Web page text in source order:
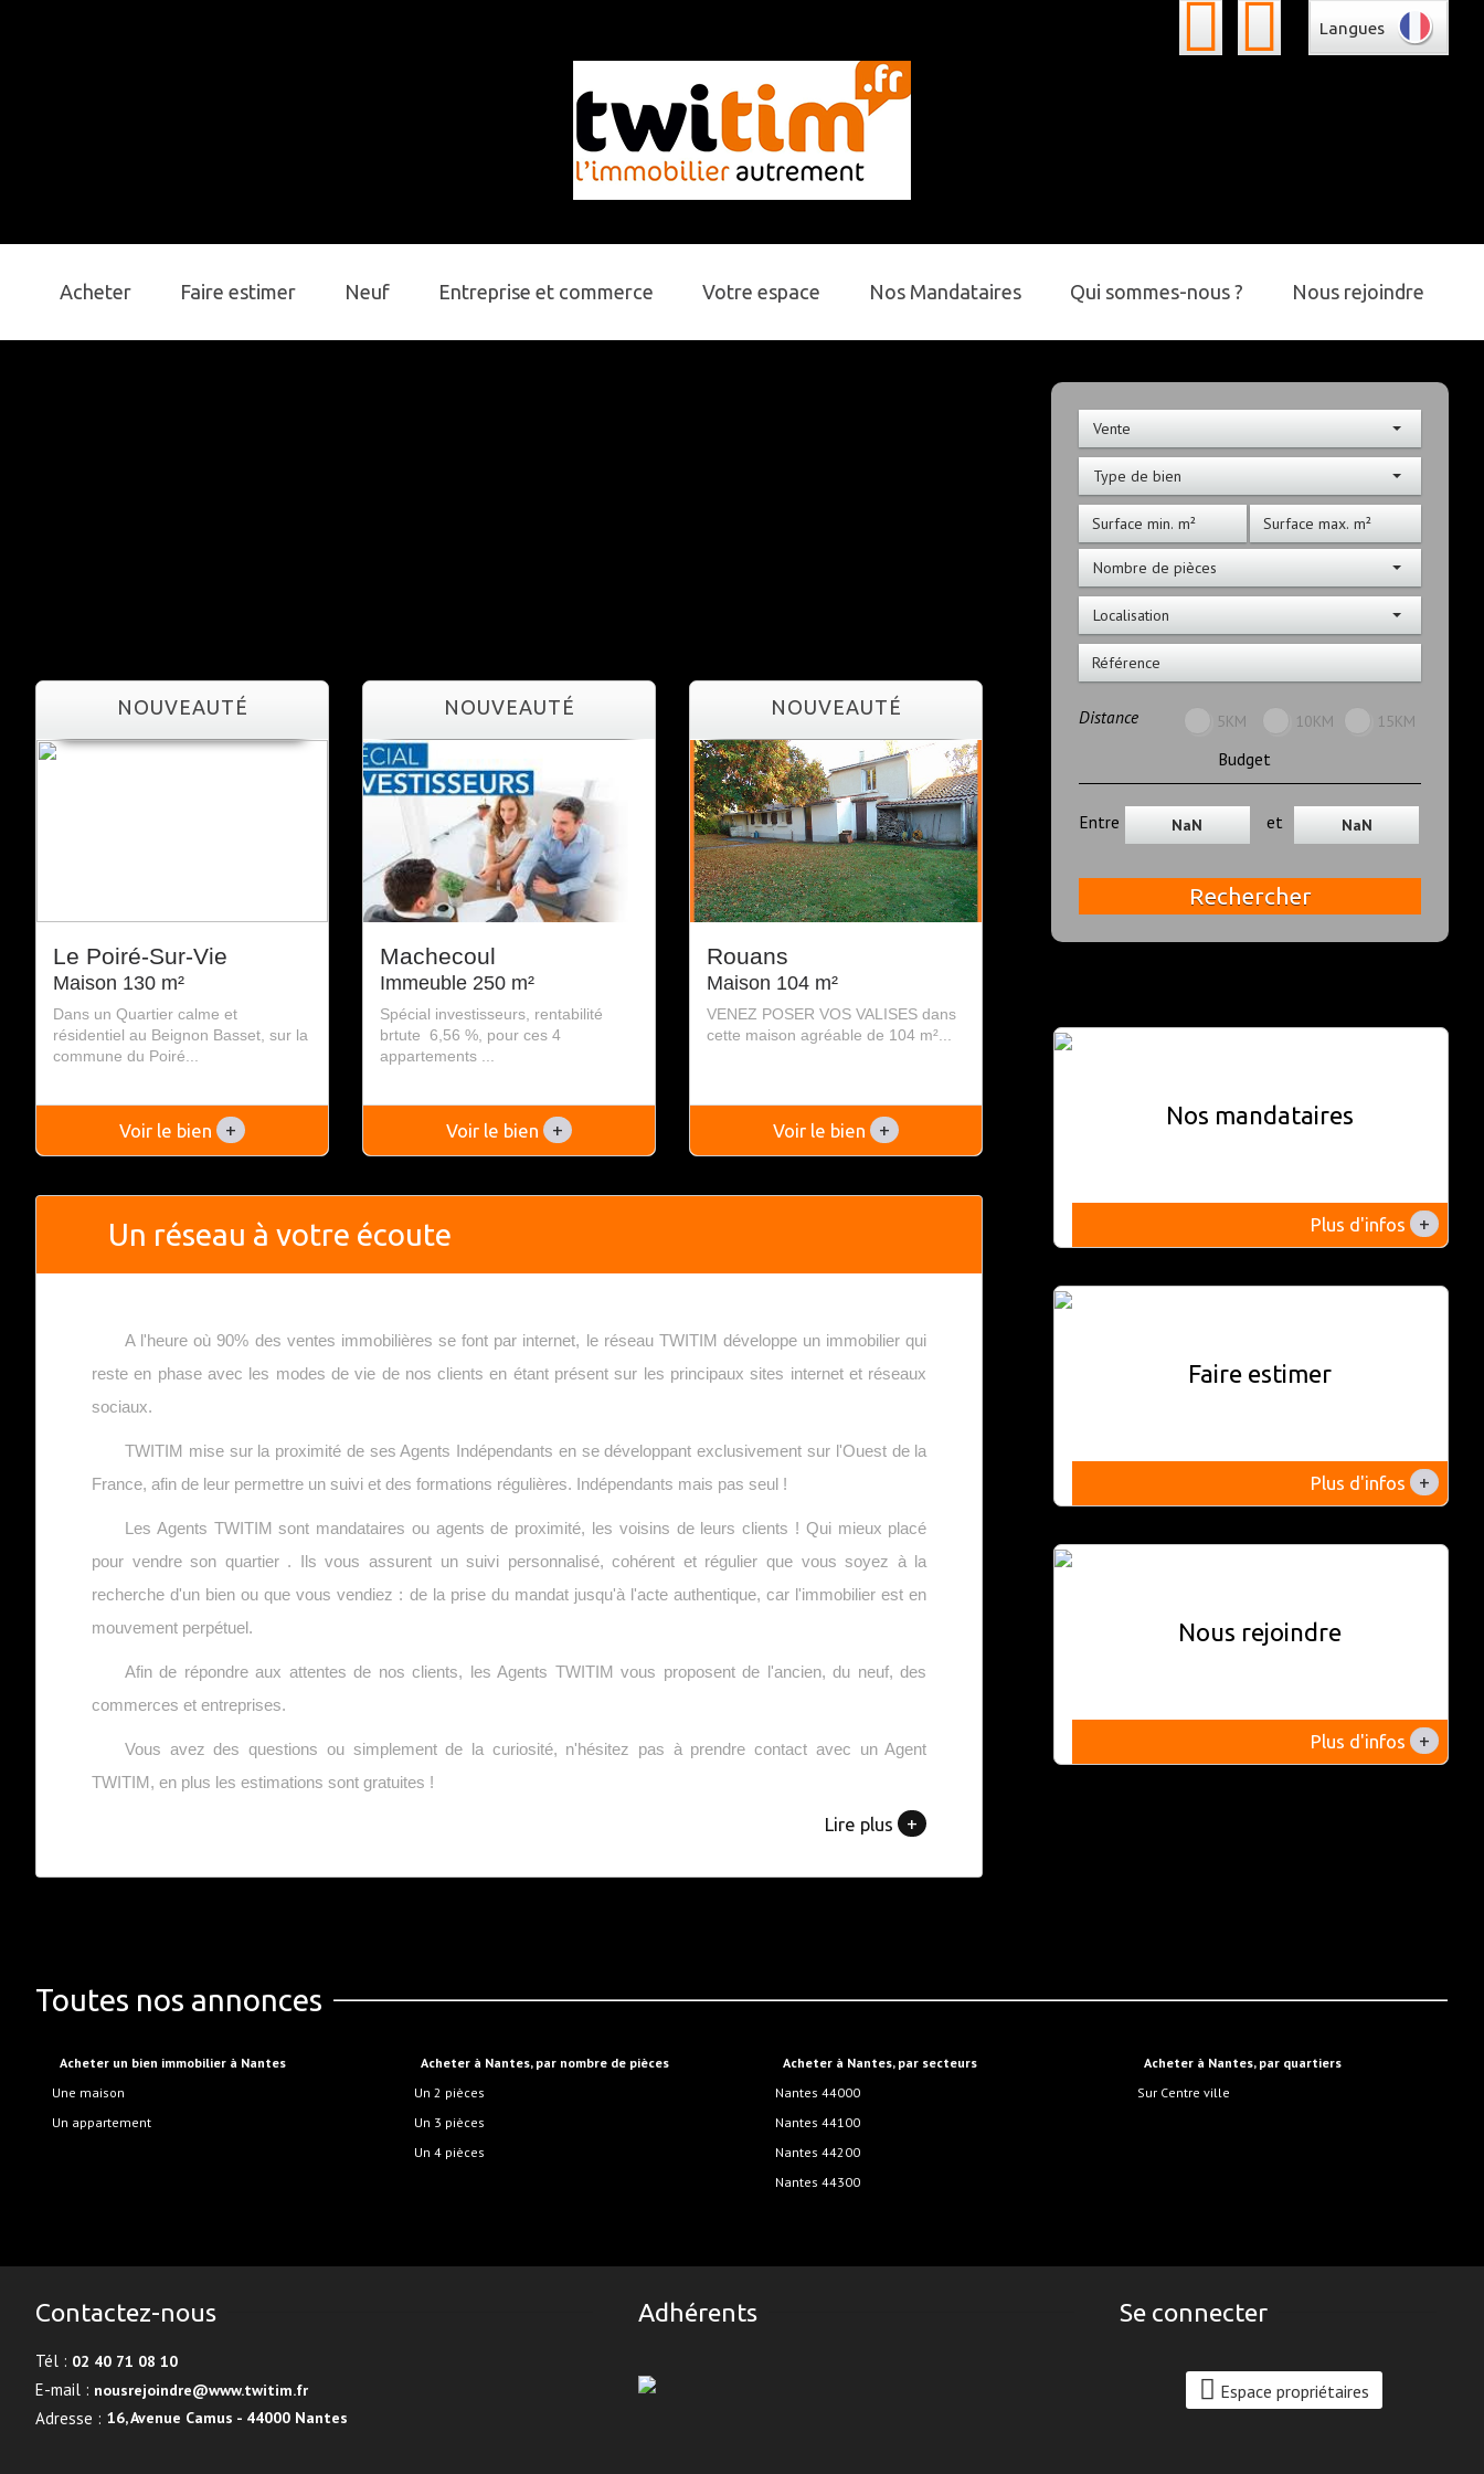
Langues
Acheter Faire estimer Neuf Entreprise et commerce Votre espace Nos Mandataires Qui sommes-nous ? Nous rejoindre
Vente
Type de bien
Nombre de pièces
Localisation
Distance 5KM 10KM 15KM
Budget
Entre et
Rechercher
NOUVEAUTÉ
Le Poiré-Sur-Vie
Maison 130 m²
Dans un Quartier calme et
résidentiel au Beignon Basset, sur la
commune du Poiré...
Voir le bien +
NOUVEAUTÉ
Machecoul
Immeuble 250 m²
Spécial investisseurs, rentabilité
brtute 6,56 %, pour ces 4
appartements ...
Voir le bien +
NOUVEAUTÉ
Rouans
Maison 104 m²
VENEZ POSER VOS VALISES dans
cette maison agréable de 104 m²...
Voir le bien +
Un réseau à votre écoute
A l'heure où 90% des ventes immobilières se font par internet, le réseau TWITIM développe un immobilier qui
reste en phase avec les modes de vie de nos clients en étant présent sur les principaux sites internet et réseaux
sociaux.
TWITIM mise sur la proximité de ses Agents Indépendants en se développant exclusivement sur l'Ouest de la
France, afin de leur permettre un suivi et des formations régulières. Indépendants mais pas seul !
Les Agents TWITIM sont mandataires ou agents de proximité, les voisins de leurs clients ! Qui mieux placé
pour vendre son quartier . Ils vous assurent un suivi personnalisé, cohérent et régulier que vous soyez à la
recherche d'un bien ou que vous vendiez : de la prise du mandat jusqu'à l'acte authentique, car l'immobilier est en
mouvement perpétuel.
Afin de répondre aux attentes de nos clients, les Agents TWITIM vous proposent de l'ancien, du neuf, des
commerces et entreprises.
Vous avez des questions ou simplement de la curiosité, n'hésitez pas à prendre contact avec un Agent
TWITIM, en plus les estimations sont gratuites !
Lire plus +
Nos mandataires
Plus d'infos +
Faire estimer
Plus d'infos +
Nous rejoindre
Plus d'infos +
Toutes nos annonces
Acheter un bien immobilier à Nantes
Une maison
Un appartement
Acheter à Nantes, par nombre de pièces
Un 2 pièces
Un 3 pièces
Un 4 pièces
Acheter à Nantes, par secteurs
Nantes 44000
Nantes 44100
Nantes 44200
Nantes 44300
Acheter à Nantes, par quartiers
sur Centre ville
Contactez-nous
Tél : 02 40 71 08 10
E-mail : nousrejoindre@www.twitim.fr
Adresse : 16, Avenue Camus - 44000 Nantes
Adhérents Se connecter
Espace propriétaires